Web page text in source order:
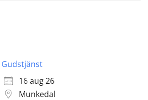
Gudstjänst
16 aug 26
Munkedal